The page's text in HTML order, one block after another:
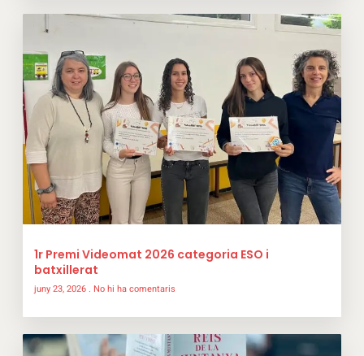
1r Premi Videomat 2026 categoria ESO i
batxillerat
juny 23, 2026 No hi ha comentaris